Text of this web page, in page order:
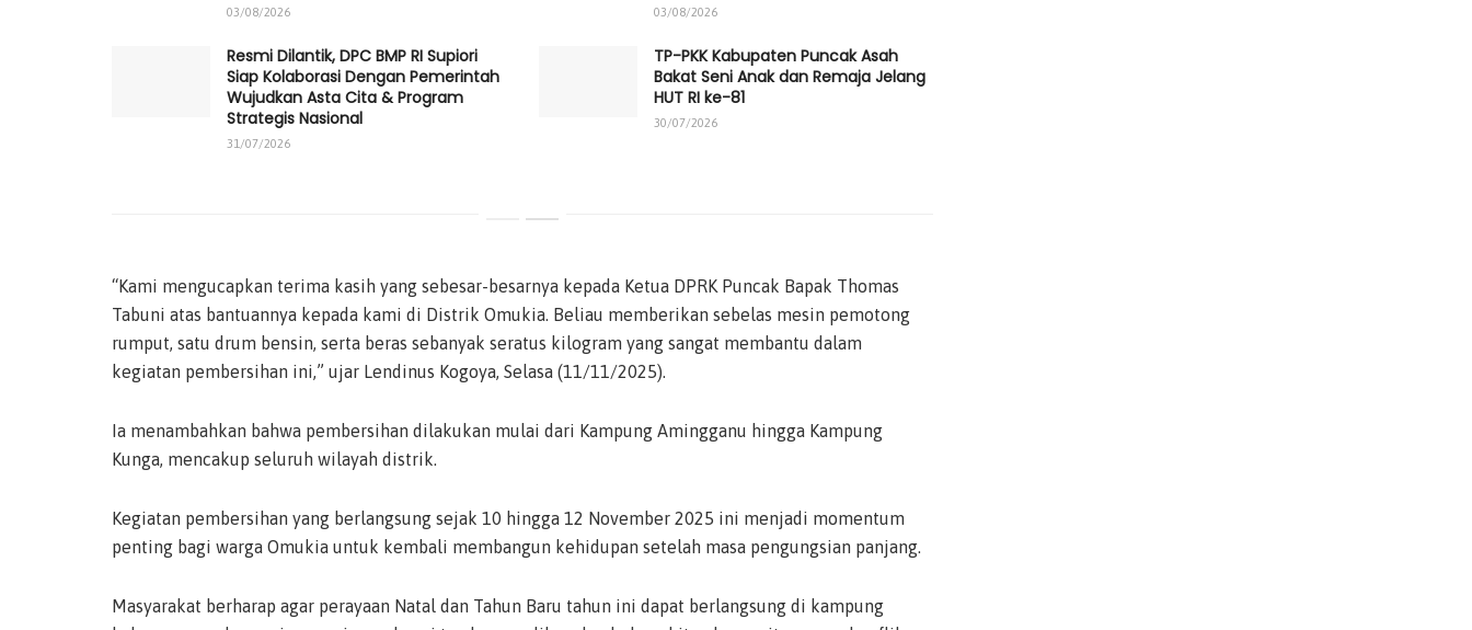
03/08/2026 03/08/2026
Resmi Dilantik, DPC BMP RI Supiori
Siap Kolaborasi Dengan Pemerintah
Wujudkan Asta Cita & Program
Strategis Nasional
31/07/2026
TP-PKK Kabupaten Puncak Asah
Bakat Seni Anak dan Remaja Jelang
HUT RI ke-81
30/07/2026
“Kami mengucapkan terima kasih yang sebesar-besarnya kepada Ketua DPRK Puncak Bapak Thomas
Tabuni atas bantuannya kepada kami di Distrik Omukia. Beliau memberikan sebelas mesin pemotong
rumput, satu drum bensin, serta beras sebanyak seratus kilogram yang sangat membantu dalam
kegiatan pembersihan ini,” ujar Lendinus Kogoya, Selasa (11/11/2025).
Ia menambahkan bahwa pembersihan dilakukan mulai dari Kampung Amingganu hingga Kampung
Kunga, mencakup seluruh wilayah distrik.
Kegiatan pembersihan yang berlangsung sejak 10 hingga 12 November 2025 ini menjadi momentum
penting bagi warga Omukia untuk kembali membangun kehidupan setelah masa pengungsian panjang.
Masyarakat berharap agar perayaan Natal dan Tahun Baru tahun ini dapat berlangsung di kampung